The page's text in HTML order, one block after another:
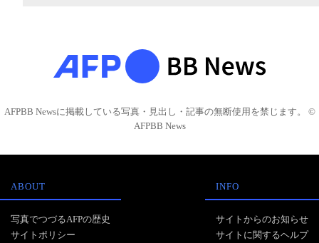
AFPBB Newsに掲載している写真・見出し・記事の無断使用を禁じます。 ©
AFPBB News
ABOUT
写真でつづるAFPの歴史
サイトポリシー
INFO
サイトからのお知らせ
サイトに関するヘルプ